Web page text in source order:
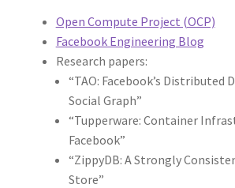
Open Compute Project (OCP)
Facebook Engineering Blog
Research papers:
“TAO: Facebook’s Distributed
Social Graph”
“Tupperware: Container
Facebook”
“ZippyDB: A Strongly
Store”